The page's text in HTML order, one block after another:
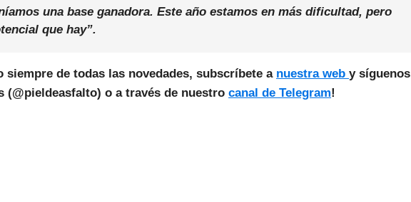
una base ganadora. Este año estamos en más dificultad, pero
que hay”.
siempre de todas las novedades, subscríbete a nuestra web y síguenos
(@pieldeasfalto) o a través de nuestro canal de Telegram!